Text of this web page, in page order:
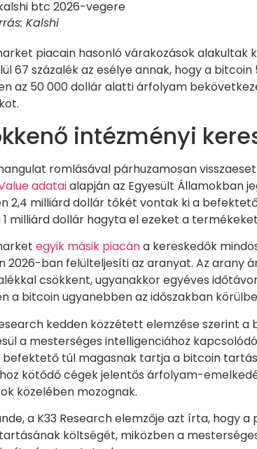
Kalshi
piacain hasonló várakozások alakultak
67 százalék az esélye annak, hogy a
az 50 000 dollár alatti árfolyam
intézményi
romlásával párhuzamosan
adataialapján az Egyesült Államokban
2,4 milliárd dollár tőkét vontak ki a
milliárd dollár hagyta el ezeket a
egyik másik piacána kereskedők
2026-ban felülteljesíti az aranyat. Az arany
csökkent, ugyanakkor egyéves
a bitcoin ugyanebben az időszakban
kedden közzétett elemzése szerint
a mesterséges intelligenciához
befektető túl magasnak tartja a bitcoin
kötődő cégek jelentős árfolyam-
közelében mozognak.
a K33 Research elemzője azt írta, hogy
költségét, miközben a